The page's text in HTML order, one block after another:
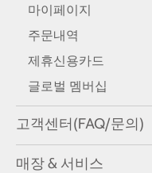
마이페이지
주문내역
제휴신용카드
글로벌 멤버십
고객센터(FAQ/문의)
매장 & 서비스